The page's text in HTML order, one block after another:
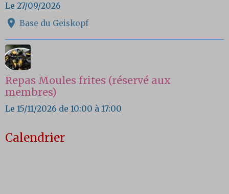
Le 27/09/2026
Base du Geiskopf
Repas Moules frites (réservé aux
membres)
Le 15/11/2026 de 10:00 à 17:00
Calendrier